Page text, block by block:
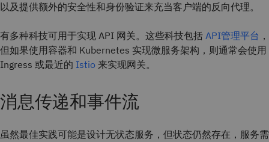
以及提供额外的安全性和身份验证来充当客户端的反向代理。
有多种科技可用于实现 API 网关。这些科技包括 API管理平台 ，
但如果使用容器和 Kubernetes 实现微服务架构，则通常会使用
Ingress 或最近的 Istio 来实现网关。
消息传递和事件流
虽然最佳实践可能是设计无状态服务，但状态仍然存在，服务需